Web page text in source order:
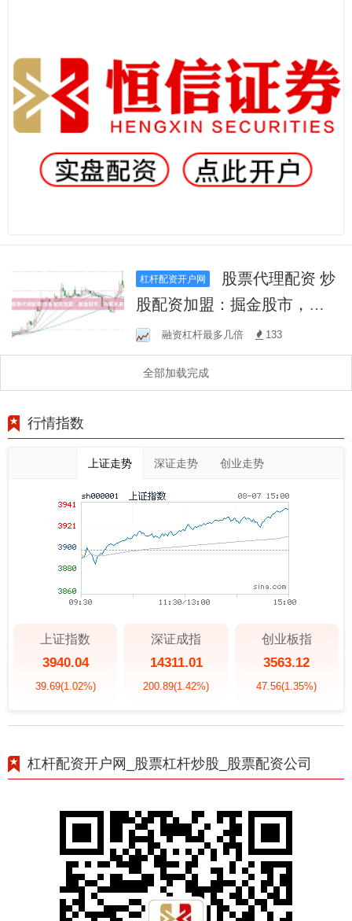
杠杆配资开户网
股配资加盟：掘金股市，共
赢未来！
融资杠杆最多几倍 133
全部加载完成
行情指数
上证走势 深证走势 创业走势
上证指数
3940.04
39.69(1.02%)
深证成指
14311.01
200.89(1.42%)
创业板指
3563.12
47.56(1.35%)
杠杆配资开户网_股票杠杆炒股_股票配资公司